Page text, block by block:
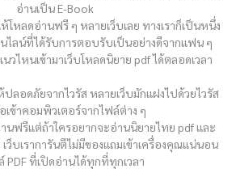
อ่านเป็น E-Book
โหลดอ่านฟรี ๆ หลายเว็บเลย ทางเราก็เป็นหนึ่ง
ไลน์ที่ได้รับการตอบรับเป็นอย่างดีจากแฟน ๆ
วไหนเข้ามาเว็บโหลดนิยาย pdf ได้ตลอดเวลา
ปลอดภัยจากไวรัส หลายเว็บมักแฝงไปด้วยไวรัส
เข้าคอมพิวเตอร์จากไฟล์ต่าง ๆ
นฟรีแต่ถ้าใครอยากจะอ่านนิยายไทย pdf และ
บเราการันตีไม่มีของแถมเข้าเครื่องคุณแน่นอน
PDF ที่เปิดอ่านได้ทุกที่ทุกเวลา